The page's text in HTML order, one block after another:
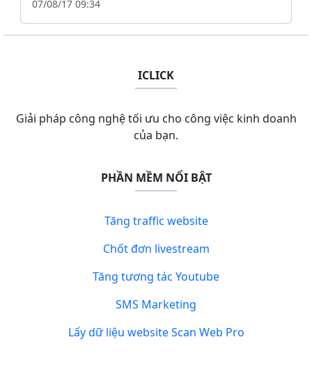
07/08/17 09:34
ICLICK
Giải pháp công nghệ tối ưu cho công việc kinh doanh
của bạn.
PHẦN MỀM NỔI BẬT
Tăng traffic website
Chốt đơn livestream
Tăng tương tác Youtube
SMS Marketing
Lấy dữ liệu website Scan Web Pro